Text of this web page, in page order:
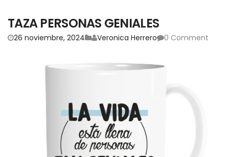
TAZA PERSONAS GENIALES
26 noviembre, 2024 Veronica Herrero 0 Comment